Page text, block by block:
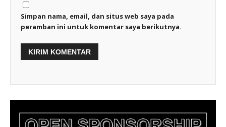
Simpan nama, email, dan situs web saya pada
peramban ini untuk komentar saya berikutnya.